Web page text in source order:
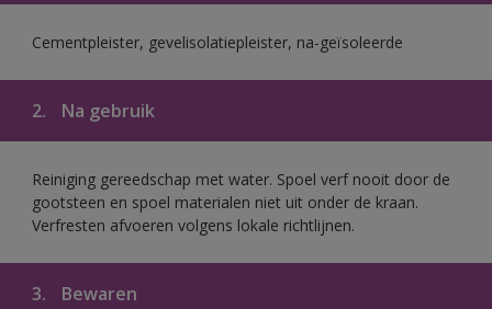
Cementpleister, gevelisolatiepleister, na-geïsoleerde
2. Na gebruik
Reiniging gereedschap met water. Spoel verf nooit door de
gootsteen en spoel materialen niet uit onder de kraan.
Verfresten afvoeren volgens lokale richtlijnen.
3. Bewaren